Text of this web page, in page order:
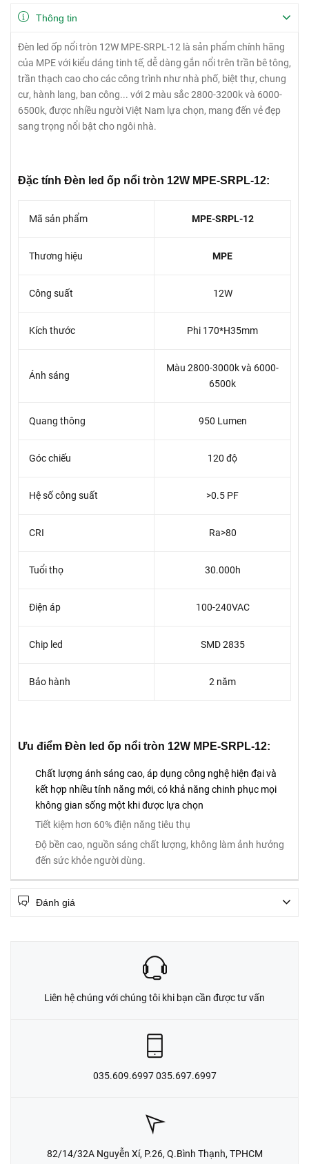
Thông tin
Đèn led ốp nổi tròn 12W MPE-SRPL-12 là sản phẩm chính hãng
của MPE với kiểu dáng tinh tế, dễ dàng gắn nổi trên trần bê tông,
trần thạch cao cho các công trình như nhà phố, biệt thự, chung
cư, hành lang, ban công... với 2 màu sắc 2800-3200k và 6000-
6500k, được nhiều người Việt Nam lựa chọn, mang đến vẻ đẹp
sang trọng nổi bật cho ngôi nhà.
Đặc tính Đèn led ốp nổi tròn 12W MPE-SRPL-12:
Mã sản phẩm MPE-SRPL-12
Thương hiệu MPE
Công suất 12W
Kích thước Phi 170*H35mm
Ánh sáng
Màu 2800-3000k và 6000-
6500k
Quang thông 950 Lumen
Góc chiếu 120 độ
Hệ số công suất >0.5 PF
CRI Ra>80
Tuổi thọ 30.000h
Điện áp 100-240VAC
Chip led SMD 2835
Bảo hành 2 năm
Ưu điểm Đèn led ốp nổi tròn 12W MPE-SRPL-12:
Chất lượng ánh sáng cao, áp dụng công nghệ hiện đại và
kết hợp nhiều tính năng mới, có khả năng chinh phục mọi
không gian sống một khi được lựa chọn
Tiết kiệm hơn 60% điện năng tiêu thụ
Độ bền cao, nguồn sáng chất lượng, không làm ảnh hưởng
đến sức khỏe người dùng.
Đánh giá
Liên hệ chúng với chúng tôi khi bạn cần được tư vấn
035.609.6997 035.697.6997
82/14/32A Nguyễn Xí, P.26, Q.Bình Thạnh, TPHCM